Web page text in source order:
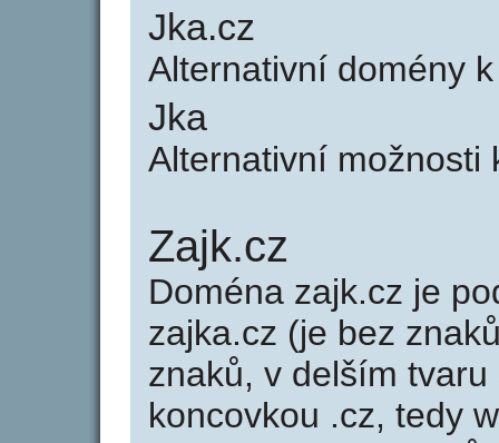
Jka.cz
Alternativní domény
Jka
Alternativní možnosti
Zajk.cz
Doména zajk.cz je
zajka.cz (je bez
znaků, v delším
koncovkou .cz, tedy